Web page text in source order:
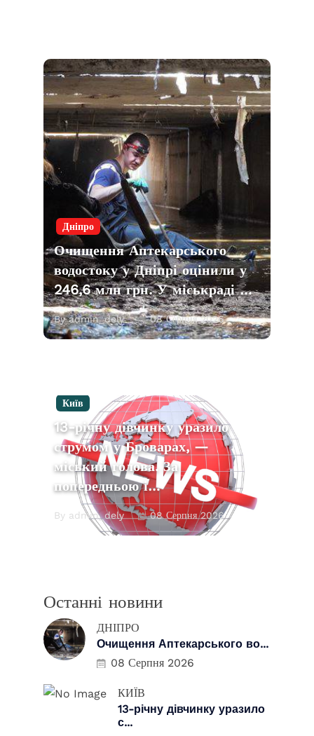
Дніпро
Очищення Аптекарського
водостоку у Дніпрі оцінили у
246,6 млн грн. У міськраді …
By admin_dely 08 Серпня 2026
Київ
13-річну дівчинку уразило
струмом у Броварах, —
міський голова. За
попередньою і…
By admin_dely 08 Серпня 2026
Останні новини
ДНІПРО
Очищення Аптекарського во...
08 Серпня 2026
КИЇВ
13-річну дівчинку уразило
с...